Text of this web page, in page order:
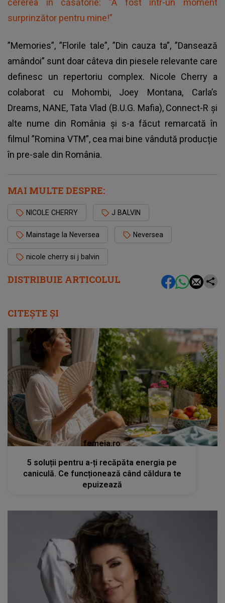
DISTRIBUIE ARTICOLUL
surprinzător pentru mine!”
”Memories”, ”Florile tale”, ”Din cauza ta”, ”Dansează
amândoi” sunt doar câteva din piesele relevante care
definesc un repertoriu complex. Nicole Cherry a
colaborat cu Mohombi, Joey Montana, Carla’s
Dreams, NANE, Tata Vlad (B.U.G. Mafia), Connect-R și
alte nume din România și s-a făcut remarcată în
filmul ”Romina VTM”, cea mai bine vândută producție
în pre-sale din România.
MAI MULTE DESPRE:
NICOLE CHERRY J BALVIN
Mainstage la Neversea Neversea
nicole cherry si j balvin
CITEȘTE ȘI
femeia.ro
5 soluții pentru a-ți recăpăta energia pe
caniculă. Ce funcționează când căldura te
epuizează